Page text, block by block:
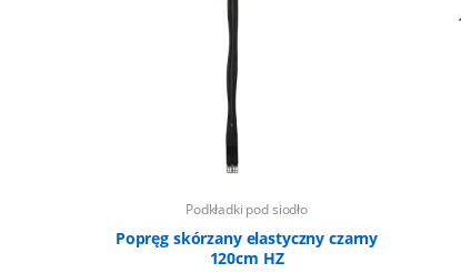
Podkładki pod siodło
Popręg skórzany elastyczny czarny
120cm HZ